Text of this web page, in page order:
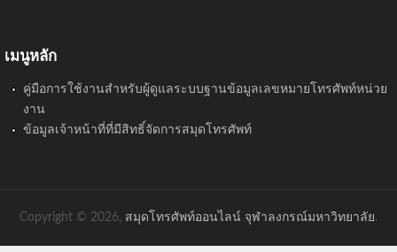
เมนูหลัก
คู่มือการใช้งานสำหรับผู้ดูแลระบบฐานข้อมูลเลขหมายโทรศัพท์หน่วย
งาน
ข้อมูลเจ้าหน้าที่ที่มีสิทธิ์จัดการสมุดโทรศัพท์
Copyright © 2026, สมุดโทรศัพท์ออนไลน์ จุฬาลงกรณ์มหาวิทยาลัย.